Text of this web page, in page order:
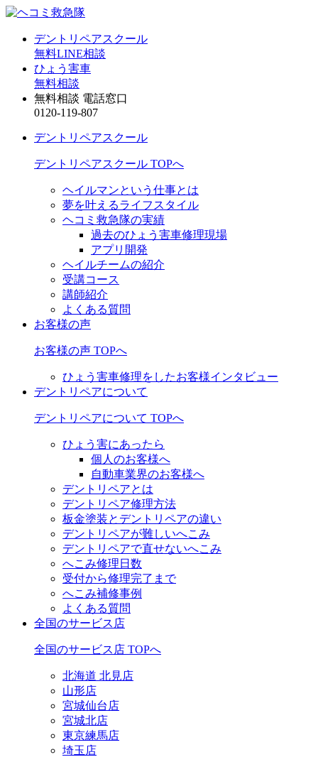
デントリペアスクール
無料LINE相談
ひょう害車
無料相談
無料相談 電話窓口
0120-119-807
デントリペアスクール
デントリペアスクール TOPへ
ヘイルマンという仕事とは
夢を叶えるライフスタイル
ヘコミ救急隊の実績
過去のひょう害車修理現場
アプリ開発
ヘイルチームの紹介
受講コース
講師紹介
よくある質問
お客様の声
お客様の声 TOPへ
ひょう害車修理をしたお客様インタビュー
デントリペアについて
デントリペアについて TOPへ
ひょう害にあったら
個人のお客様へ
自動車業界のお客様へ
デントリペアとは
デントリペア修理方法
板金塗装とデントリペアの違い
デントリペアが難しいへこみ
デントリペアで直せないへこみ
へこみ修理日数
受付から修理完了まで
へこみ補修事例
よくある質問
全国のサービス店
全国のサービス店 TOPへ
北海道 北見店
山形店
宮城仙台店
宮城北店
東京練馬店
埼玉店